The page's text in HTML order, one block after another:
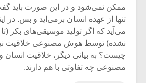
ممکن نمی‌شود و در این صورت باید
تنها از عهده انسان بر‌می‌اید و بس. در
می‌آید که اگر تولید موسیقی‌های بکر
نشده) توسط هوش مصنوعی خلاقیت
چیست؟ به بیانی دیگر، خلاقیت
مصنوعی چه تفاوتی با هم دارند.